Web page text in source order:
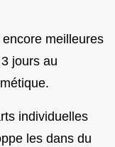
meilleures
jours au
individuelles
les dans du